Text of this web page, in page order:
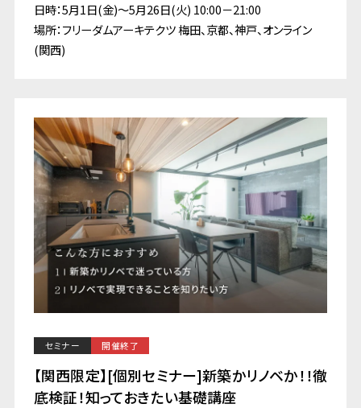
日時：5月1日(金)～5月26日(火) 10:00－21:00
場所：フリーダムアーキテクツ 梅田、京都、神戸、オンライン
(関西)
セミナー 開催終了
【関西限定】[個別セミナー]新築かリノベか！！徹
底検証！知っておきたい基礎講座